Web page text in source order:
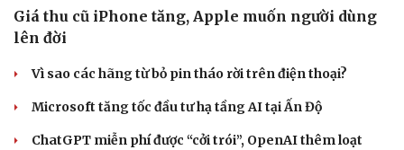
Giá thu cũ iPhone tăng, Apple muốn người dùng
lên đời
Vì sao các hãng từ bỏ pin tháo rời trên điện thoại?
Microsoft tăng tốc đầu tư hạ tầng AI tại Ấn Độ
ChatGPT miễn phí được “cởi trói”, OpenAI thêm loạt